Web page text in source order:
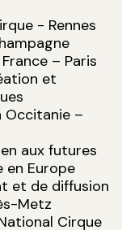
- Rennes
– Paris
et
Occitanie –
aux futures
en Europe
et de diffusion
Metz
Cirque